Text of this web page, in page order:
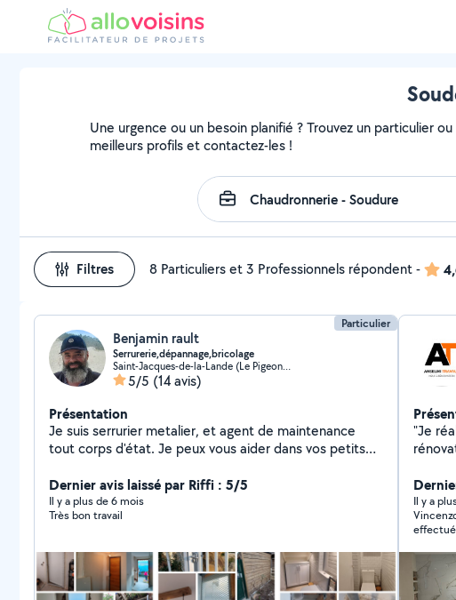
Une urgence ou un besoin planifié ? Trouvez un particulier
meilleurs profils et contactez-les !
Filtres 8 Particuliers et 3 Professionnels répondent-
Particulier
Benjamin rault
Serrurerie,dépannage,bricolage
Saint-Jacques-de-la-Lande (Le Pigeon Blanc)
5/5 (14 avis)
Présentation
Je suis serrurier metalier, et agent de maintenance
tout corps d'état. Je peux vous aider dans vos petits
Dernier avis laissé par Riffi : 5/5
Il y a plus de 6 mois
Très bon travail
"Je
rénovation je peux effectuer
déplacement
Il y a
cela a